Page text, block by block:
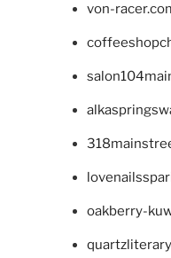
von-
oakberry-